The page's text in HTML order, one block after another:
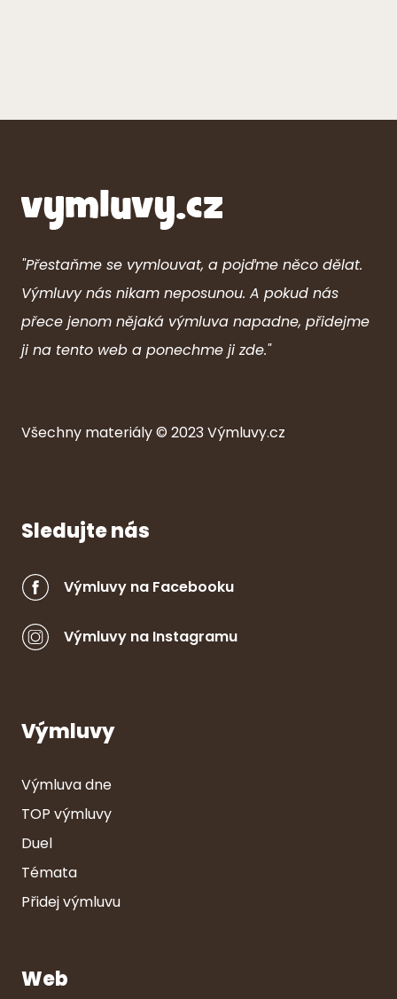
"Přestaňme se vymlouvat, a pojďme něco dělat.
Výmluvy nás nikam neposunou. A pokud nás
přece jenom nějaká výmluva napadne, přidejme
ji na tento web a ponechme ji zde."
Všechny materiály © 2023Výmluvy.cz
Sledujte nás
Výmluvy na Facebooku
Výmluvy na Instagramu
Výmluvy
Výmluva dne
TOP výmluvy
Duel
Témata
Přidej výmluvu
Web